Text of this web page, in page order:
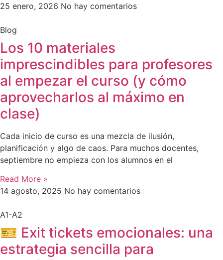
25 enero, 2026 No hay comentarios
Blog
Los 10 materiales
imprescindibles para profesores
al empezar el curso (y cómo
aprovecharlos al máximo en
clase)
Cada inicio de curso es una mezcla de ilusión,
planificación y algo de caos. Para muchos docentes,
septiembre no empieza con los alumnos en el
Read More »
14 agosto, 2025 No hay comentarios
A1-A2
🎫 Exit tickets emocionales: una
estrategia sencilla para